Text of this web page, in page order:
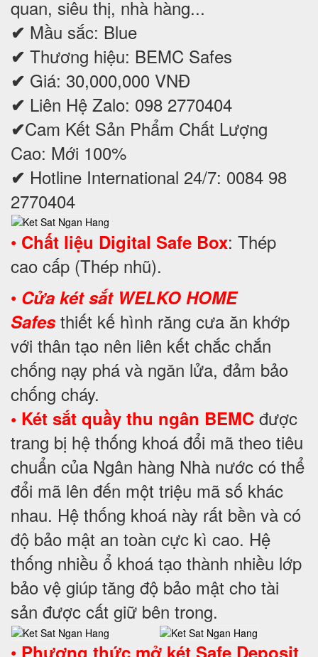
quan, siêu thị, nhà hàng...
✔ Mầu sắc: Blue
✔ Thương hiệu: BEMC Safes
✔ Giá: 30,000,000 VNĐ
✔ Liên Hệ Zalo: 098 2770404
✔Cam Kết Sản Phẩm Chất Lượng
Cao: Mới 100%
✔ Hotline International 24/7: 0084 98
2770404
• Chất liệu Digital Safe Box: Thép
cao cấp (Thép nhũ).
• Cửa két sắt WELKO HOME
Safesthiết kế hình răng cưa ăn khớp
với thân tạo nên liên kết chắc chắn
chống nạy phá và ngăn lửa, đảm bảo
chống cháy.
• Két sắt quầy thu ngân BEMC được
trang bị hệ thống khoá đổi mã theo tiêu
chuẩn của Ngân hàng Nhà nước có thể
đổi mã lên đến một triệu mã số khác
nhau. Hệ thống khoá này rất bền và có
độ bảo mật an toàn cực kì cao. Hệ
thống nhiều ổ khoá tạo thành nhiều lớp
bảo vệ giúp tăng độ bảo mật cho tài
sản được cất giữ bên trong.
•